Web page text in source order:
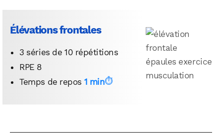
Élévations frontales
3 séries de 10 répétitions
RPE 8
Temps de repos 1 min